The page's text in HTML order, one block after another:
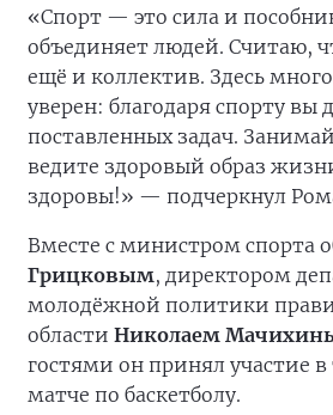
«Спорт — это сила и
объединяет людей. Считаю,
ещё и коллектив. Здесь
уверен: благодаря спорту вы
поставленных задач.
ведите здоровый образ
здоровы!» — подчеркнул
Вместе с министром спорта
Грицковым, директором
молодёжной политики
области Николаем
гостями он принял участие
матче по баскетболу.